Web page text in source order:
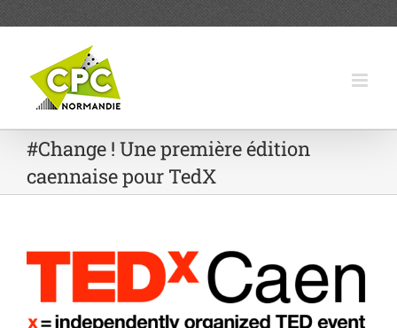
#Change ! Une première édition
caennaise pour TedX